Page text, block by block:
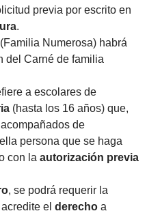
previa por escrito en
.
(Familia Numerosa) habrá
del Carné de familia
a escolares de
(hasta los 16 años) que,
de
persona que se haga
con la autorización previa
, se podrá requerir la
el derecho a